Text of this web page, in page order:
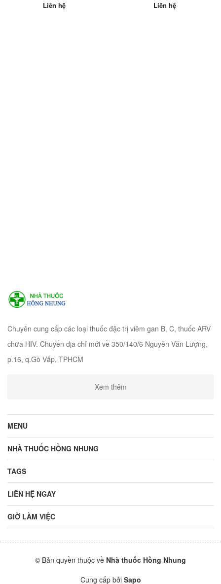
Liên hệ Liên hệ
Chuyên cung cấp các loại thuốc đặc trị viêm gan B, C, thuốc ARV
chữa HIV. Chuyển địa chỉ mới về 350/140/6 Nguyễn Văn Lượng,
p.16, q.Gò Vấp, TPHCM
Xem thêm
MENU
NHÀ THUỐC HỒNG NHUNG
TAGS
LIÊN HỆ NGAY
GIỜ LÀM VIỆC
© Bản quyền thuộc về Nhà thuốc Hồng Nhung
Cung cấp bởi Sapo